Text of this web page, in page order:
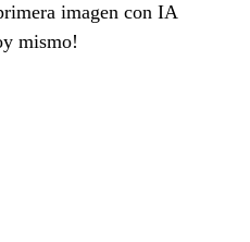
imagen con IA
mismo!